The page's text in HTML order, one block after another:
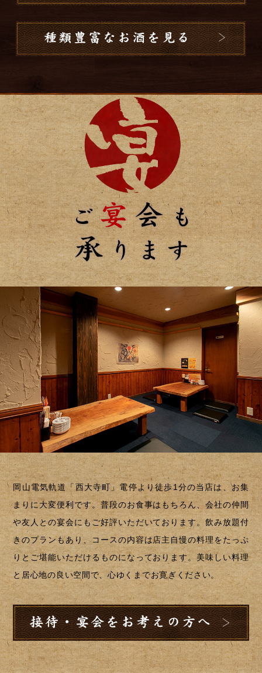
岡山電気軌道「西大寺町」電停より徒歩1分の当店は、お集
まりに大変便利です。普段のお食事はもちろん、会社の仲間
や友人との宴会にもご好評いただいております。飲み放題付
きのプランもあり、コースの内容は店主自慢の料理をたっぷ
りとご堪能いただけるものになっております。美味しい料理
と居心地の良い空間で、心ゆくまでお寛ぎください。